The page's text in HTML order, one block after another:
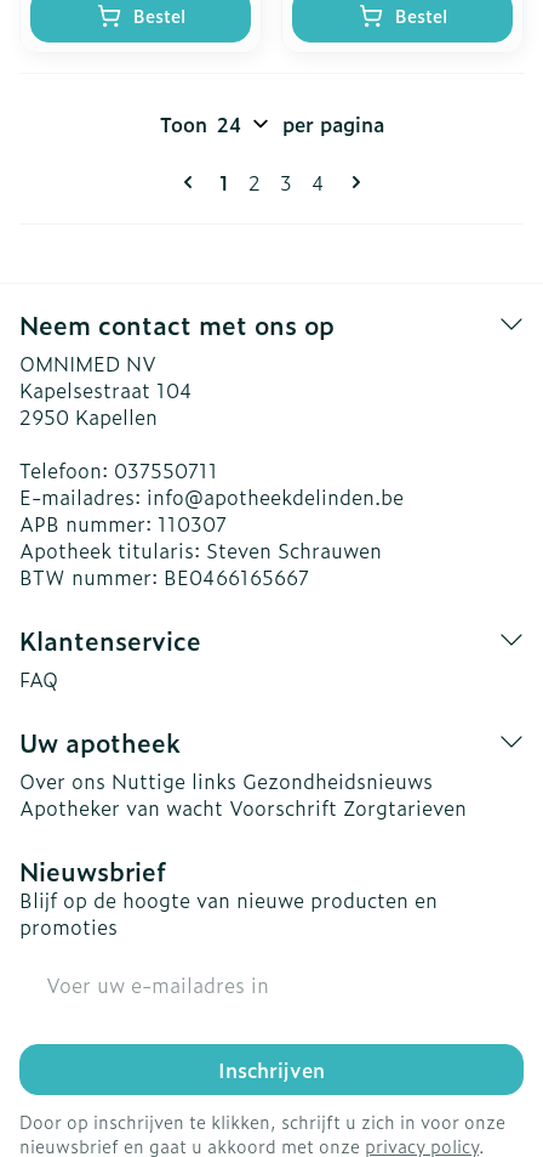
Bestel Bestel
Pagina's
U lees momenteel pagina
1 Pagina
2 Pagina
3 Pagina
4
Toon per pagina
Neem contact met ons op
OMNIMED NV
Kapelsestraat 104
2950 Kapellen
Telefoon: 037550711
E-mailadres: info@apotheekdelinden.be
APB nummer: 110307
Apotheek titularis: Steven Schrauwen
BTW nummer: BE0466165667
Klantenservice
FAQ
Uw apotheek
Over ons Nuttige links Gezondheidsnieuws
Apotheker van wacht Voorschrift Zorgtarieven
Nieuwsbrief
Blijf op de hoogte van nieuwe producten en
promoties
Inschrijven
Door op inschrijven te klikken, schrijft u zich in voor onze
nieuwsbrief en gaat u akkoord met onze privacy policy.